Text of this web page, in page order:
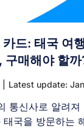
드: 태국 여
구매해야 할까
Latest update:
통신사로 알려
국을 방문하는